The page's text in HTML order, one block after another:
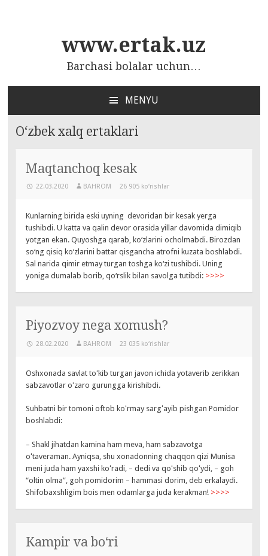
www.ertak.uz
Barchasi bolalar uchun…
MENYU
СОДЕРЖАНИЮ
O‘zbek xalq ertaklari
Maqtanchoq kesak
22.03.2020 BAHROM 26 905 ko‘rishlar
Kunlarning birida eski uyning devoridan bir kesak yerga
tushibdi. U katta va qalin devor orasida yillar davomida dimiqib
yotgan ekan. Quyoshga qarab, ko‘zlarini ocholmabdi. Birozdan
so‘ng qisiq ko‘zlarini battar qisgancha atrofni kuzata boshlabdi.
Sal narida qimir etmay turgan toshga ko‘zi tushibdi. Uning
yoniga dumalab borib, qo‘rslik bilan savolga tutibdi: >>>>
Piyozvoy nega xomush?
28.02.2020 BAHROM 23 035 ko‘rishlar
Oshxonada savlat toʻkib turgan javon ichida yotaverib zerikkan
sabzavotlar oʻzaro gurungga kirishibdi.
Suhbatni bir tomoni oftob koʻrmay sargʻayib pishgan Pomidor
boshlabdi:
– Shakl jihatdan kamina ham meva, ham sabzavotga
oʻtaveraman. Ayniqsa, shu xonadonning chaqqon qizi Munisa
meni juda ham yaxshi koʻradi, – dedi va qoʻshib qoʻydi, – goh
“oltin olma”, goh pomidorim – hammasi dorim, deb erkalaydi.
Shifobaxshligim bois men odamlarga juda kerakman! >>>>
Kampir va bo‘ri